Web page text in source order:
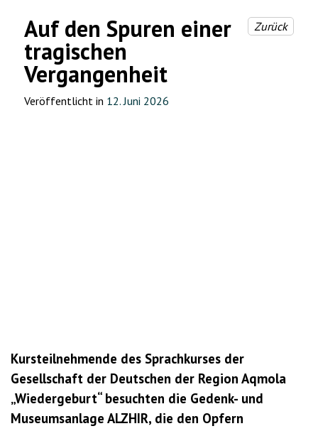
Auf den Spuren einer
tragischen
Vergangenheit
Zurück
Veröffentlicht in 12. Juni 2026
Kursteilnehmende des Sprachkurses der
Gesellschaft der Deutschen der Region Aqmola
„Wiedergeburt“ besuchten die Gedenk- und
Museumsanlage ALZHIR, die den Opfern